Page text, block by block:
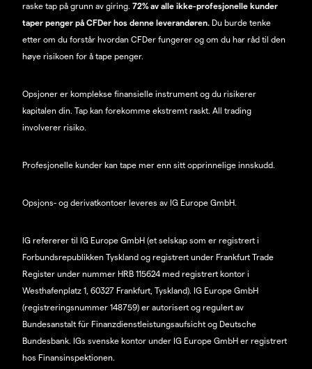
raske tap på grunn av giring. 72% av alle ikke-profesjonelle kunder
taper penger på CFDer hos denne leverandøren. Du burde tenke
etter om du forstår hvordan CFDer fungerer og om du har råd til den
høye risikoen for å tape penger.
Opsjoner er komplekse finansielle instrument og du risikerer
kapitalen din. Tap kan forekomme ekstremt raskt. All trading
involverer risiko.
Profesjonelle kunder kan tape mer enn sitt opprinnelige innskudd.
Opsjons- og derivatkontoer leveres av IG Europe GmbH.
IG refererer til IG Europe GmbH (et selskap som er registrert i
Forbundsrepublikken Tyskland og registrert under Frankfurt Trade
Register under nummer HRB 115624 med registrert kontor i
Westhafenplatz 1, 60327 Frankfurt, Tyskland). IG Europe GmbH
(registreringsnummer 148759) er autorisert og regulert av
Bundesanstalt für Finanzdienstleistungsaufsicht og Deutsche
Bundesbank. IGs svenske kontor under IG Europe GmbH er registrert
hos Finansinspektionen.